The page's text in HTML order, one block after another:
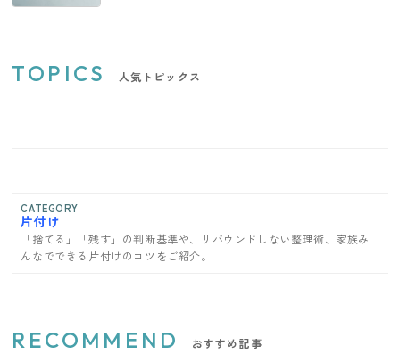
TOPICS 人気トピックス
CATEGORY
片付け
「捨てる」「残す」の判断基準や、リバウンドしない整理術、家族み
んなでできる片付けのコツをご紹介。
RECOMMEND おすすめ記事